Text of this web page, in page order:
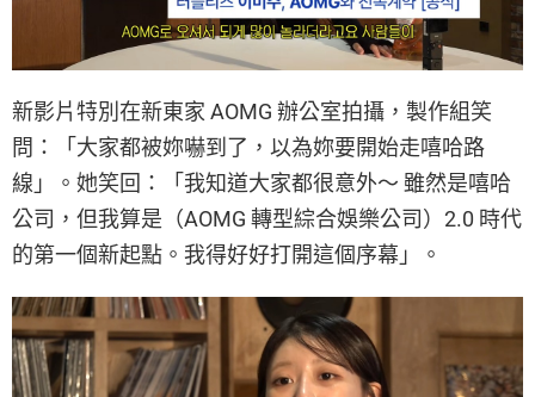
新影片特別在新東家 AOMG 辦公室拍攝，製作組笑
問：「大家都被妳嚇到了，以為妳要開始走嘻哈路
線」。她笑回：「我知道大家都很意外～ 雖然是嘻哈
公司，但我算是（AOMG 轉型綜合娛樂公司）2.0 時代
的第一個新起點。我得好好打開這個序幕」。